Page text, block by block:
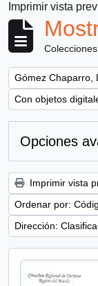
Imprimir vista
Colecciones
Remove filter:
Gómez Chaparro,
Remove filter:
Con objetos
Opciones
Imprimir vista
Ordenar por:
Dirección: